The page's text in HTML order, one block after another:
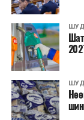
Трамвай нь
ашиглалтын
багтаамжийн
хөдөлгөөний
болон бусад
холбогдолтой.